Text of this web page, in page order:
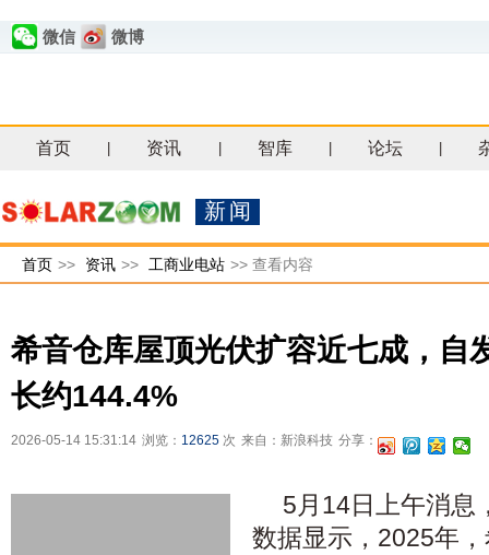
微信 微博
首页 资讯 智库 论坛
新闻
首页 >> 资讯 >> 工商业电站 >> 查看内容
希音仓库屋顶光伏扩容近七成，自
长约144.4%
2026-05-14 15:31:14 浏览： 12625 次 来自：新浪科技 分享：
5月14日上午消息
数据显示，2025年